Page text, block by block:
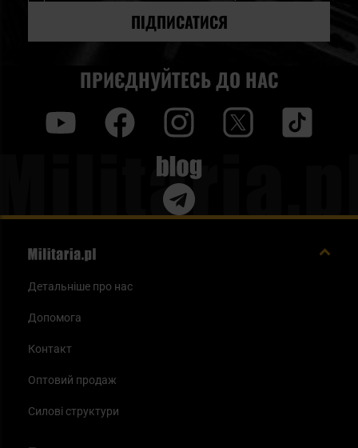
ПІДПИСАТИСЯ
ПРИЄДНУЙТЕСЬ ДО НАС
Blog
Детальніше про нас
Допомога
Контакт
Оптовий продаж
Силові структури